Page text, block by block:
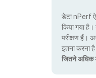
डेटा nPerf
किया गया है।
परीक्षण हैं।
इतना करना
जितने अधिक